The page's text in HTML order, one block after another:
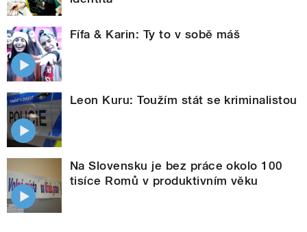
Fífa & Karin: Ty to v sobě máš
Leon Kuru: Toužím stát se kriminalistou
Na Slovensku je bez práce okolo 100
tisíce Romů v produktivním věku